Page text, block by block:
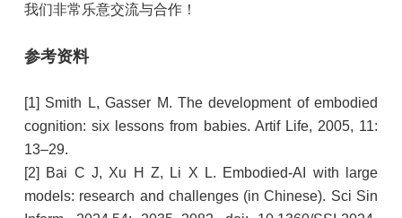
我们非常乐意交流与合作！
参考资料
[1] Smith L, Gasser M. The development of embodied
cognition: six lessons from babies. Artif Life, 2005, 11:
13–29.
[2] Bai C J, Xu H Z, Li X L. Embodied-AI with large
models: research and challenges (in Chinese). Sci Sin